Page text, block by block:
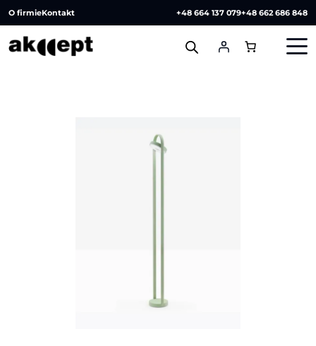
O firmieKontakt +48 664 137 079+48 662 686 848